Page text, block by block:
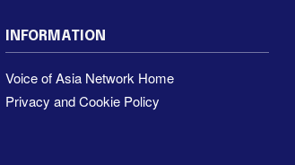
INFORMATION
Voice of Asia Network Home
Privacy and Cookie Policy